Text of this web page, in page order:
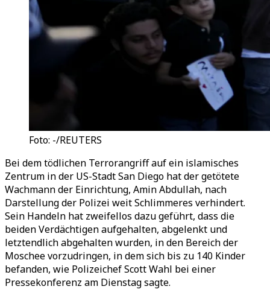
Foto: -/REUTERS
Bei dem tödlichen Terrorangriff auf ein islamisches
Zentrum in der US-Stadt San Diego hat der getötete
Wachmann der Einrichtung, Amin Abdullah, nach
Darstellung der Polizei weit Schlimmeres verhindert.
Sein Handeln hat zweifellos dazu geführt, dass die
beiden Verdächtigen aufgehalten, abgelenkt und
letztendlich abgehalten wurden, in den Bereich der
Moschee vorzudringen, in dem sich bis zu 140 Kinder
befanden, wie Polizeichef Scott Wahl bei einer
Pressekonferenz am Dienstag sagte.